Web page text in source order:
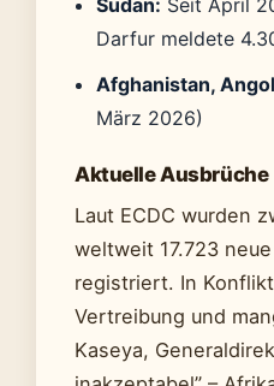
Darfur meldete
Afghanistan,
März 2026)
Aktuelle Ausbrüche
Laut ECDC wurden
weltweit 17.723
registriert. In
Vertreibung und
Kaseya,